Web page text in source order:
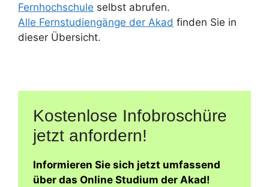
Fernhochschule selbst abrufen.
Alle Fernstudiengänge der Akad finden Sie in
dieser Übersicht.
Kostenlose Infobroschüre
jetzt anfordern!
Informieren Sie sich jetzt umfassend
über das Online Studium der Akad!